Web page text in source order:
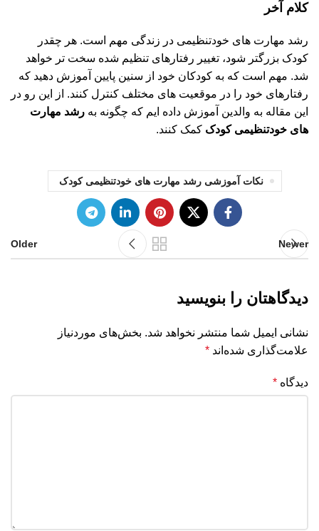
کلام آخر
رشد مهارت های خودتنظیمی در زندگی مهم است. هر چقدر
کودک بزرگتر شود، تغییر رفتارهای تنظیم شده سخت تر خواهد
شد. مهم است که به کودکان خود از سنین پایین آموزش دهید که
رفتارهای خود را در موقعیت های مختلف کنترل کنند. از این رو در
این مقاله به والدین آموزش داده ایم که چگونه به رشد مهارت
های خودتنظیمی کودک کمک کنند.
نکات آموزشی رشد مهارت های خودتنظیمی کودک
Newer
Older
دیدگاهتان را بنویسید
نشانی ایمیل شما منتشر نخواهد شد. بخش‌های موردنیاز
علامت‌گذاری شده‌اند *
دیدگاه *